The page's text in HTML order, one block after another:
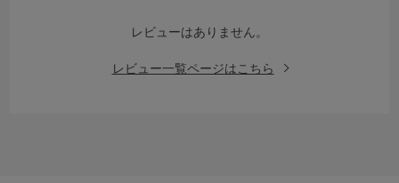
レビューはありません。
レビュー一覧ページはこちら